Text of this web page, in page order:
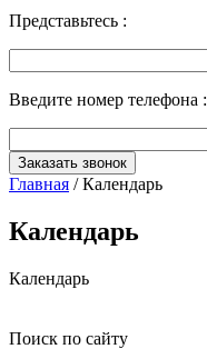
Представьтесь :
Введите номер телефона :
Заказать звонок
Главная /Календарь
Календарь
Календарь
Поиск по сайту